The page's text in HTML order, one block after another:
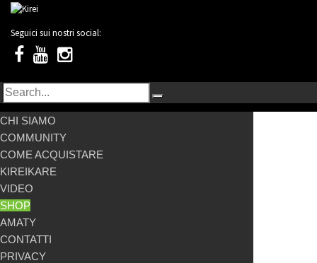
Seguici sui nostri social:
CHI SIAMO
COMMUNITY
COME ACQUISTARE
KIREIKARE
VIDEO
SHOP
AMATY
CONTATTI
PRIVACY